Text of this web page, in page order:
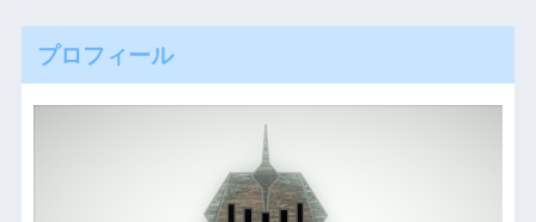
プロフィール